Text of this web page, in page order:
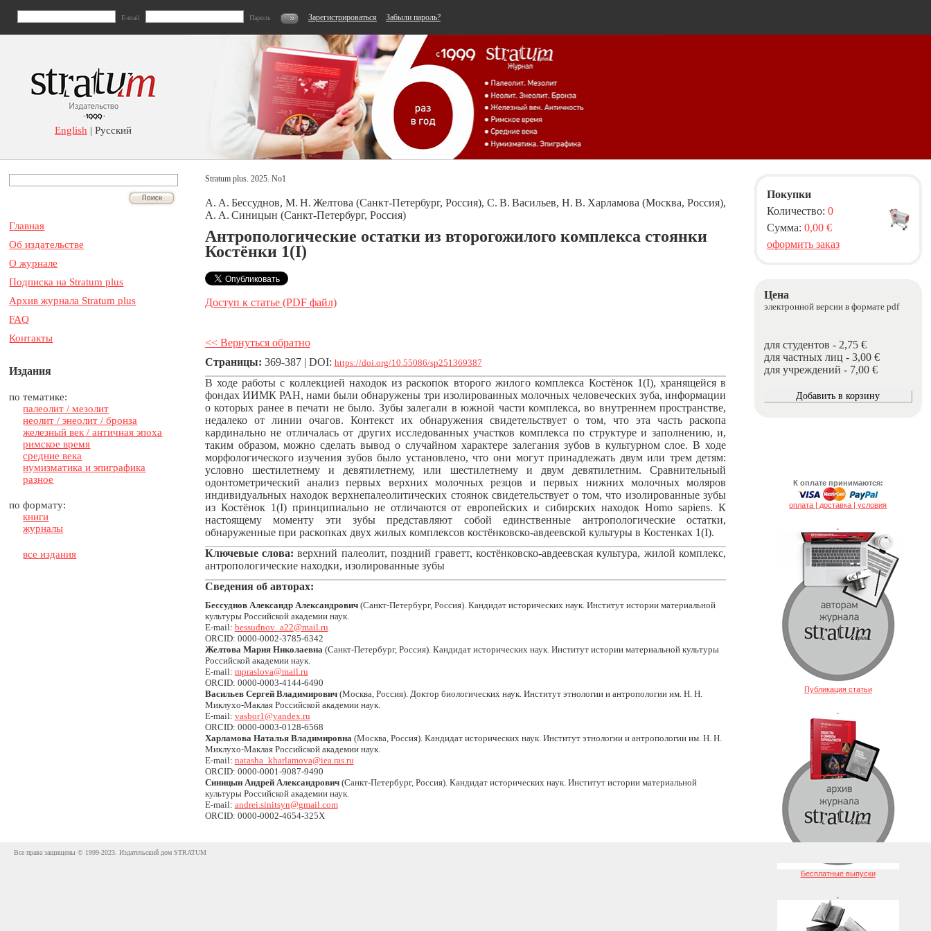
E-mail Пароль Зарегистрироваться Забыли пароль?
English | Русский
Главная
Об издательстве
О журнале
Подписка на Stratum plus
Архив журнала Stratum plus
FAQ
Контакты
Издания
по тематике:
палеолит / мезолит
неолит / энеолит / бронза
железный век / античная эпоха
римское время
средние века
нумизматика и эпиграфика
разное
по формату:
книги
журналы
все издания
Stratum plus. 2025. No1
А. А. Бессуднов, М. Н. Желтова (Санкт-Петербург, Россия), С. В. Васильев, Н. В. Харламова (Москва, Россия),
А. А. Синицын (Санкт-Петербург, Россия)
Антропологические остатки из второгожилого комплекса стоянки
Костёнки 1(I)
Доступ к статье (PDF файл)
<< Вернуться обратно
Страницы: 369-387 | DOI: https://doi.org/10.55086/sp251369387
В ходе работы с коллекцией находок из раскопок второго жилого комплекса Костёнок 1(I), хранящейся в
фондах ИИМК РАН, нами были обнаружены три изолированных молочных человеческих зуба, информации
о которых ранее в печати не было. Зубы залегали в южной части комплекса, во внутреннем пространстве,
недалеко от линии очагов. Контекст их обнаружения свидетельствует о том, что эта часть раскопа
кардинально не отличалась от других исследованных участков комплекса по структуре и заполнению, и,
таким образом, можно сделать вывод о случайном характере залегания зубов в культурном слое. В ходе
морфологического изучения зубов было установлено, что они могут принадлежать двум или трем детям:
условно шестилетнему и девятилетнему, или шестилетнему и двум девятилетним. Сравнительный
одонтометрический анализ первых верхних молочных резцов и первых нижних молочных моляров
индивидуальных находок верхнепалеолитических стоянок свидетельствует о том, что изолированные зубы
из Костёнок 1(I) принципиально не отличаются от европейских и сибирских находок Homo sapiens. К
настоящему моменту эти зубы представляют собой единственные антропологические остатки,
обнаруженные при раскопках двух жилых комплексов костёнковско-авдеевской культуры в Костенках 1(I).
Ключевые слова: верхний палеолит, поздний граветт, костёнковско-авдеевская культура, жилой комплекс,
антропологические находки, изолированные зубы
Сведения об авторах:
Бессуднов Александр Александрович(Санкт-Петербург, Россия). Кандидат исторических наук. Институт истории материальной
культуры Российской академии наук.
E-mail: bessudnov_a22@mail.ru
ORCID: 0000-0002-3785-6342
Желтова Мария Николаевна(Санкт-Петербург, Россия). Кандидат исторических наук. Институт истории материальной культуры
Российской академии наук.
E-mail: mpraslova@mail.ru
ORCID: 0000-0003-4144-6490
Васильев Сергей Владимирович(Москва, Россия). Доктор биологических наук. Институт этнологии и антропологии им. Н. Н.
Миклухо-Маклая Российской академии наук.
E-mail: vasbor1@yandex.ru
ORCID: 0000-0003-0128-6568
Харламова Наталья Владимировна(Москва, Россия). Кандидат исторических наук. Институт этнологии и антропологии им. Н. Н.
Миклухо-Маклая Российской академии наук.
E-mail: natasha_kharlamova@iea.ras.ru
ORCID: 0000-0001-9087-9490
Синицын Андрей Александрович(Санкт-Петербург, Россия). Кандидат исторических наук. Институт истории материальной
культуры Российской академии наук.
E-mail: andrei.sinitsyn@gmail.com
ORCID: 0000-0002-4654-325X
Покупки
Количество: 0
Сумма: 0,00 €
оформить заказ
Цена
электронной версии в формате pdf
для студентов - 2,75 €
для частных лиц - 3,00 €
для учреждений - 7,00 €
К оплате принимаются:
оплата | доставка | условия
.
Публикация статьи
.
Бесплатные выпуски
.
Все права защищены © 1999-2023. Издательский дом STRATUM